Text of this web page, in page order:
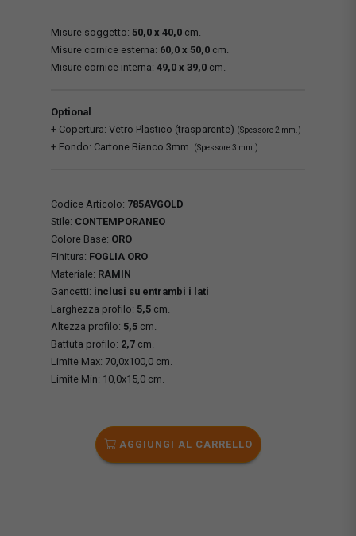
Misure soggetto: 50,0 x 40,0 cm.
Misure cornice esterna: 60,0 x 50,0 cm.
Misure cornice interna: 49,0 x 39,0 cm.
Optional
+ Copertura: Vetro Plastico (trasparente) (Spessore 2 mm.)
+ Fondo: Cartone Bianco 3mm. (Spessore 3 mm.)
Codice Articolo: 785AVGOLD
Stile: CONTEMPORANEO
Colore Base: ORO
Finitura: FOGLIA ORO
Materiale: RAMIN
Gancetti: inclusi su entrambi i lati
Larghezza profilo: 5,5 cm.
Altezza profilo: 5,5 cm.
Battuta profilo: 2,7 cm.
Limite Max: 70,0x100,0 cm.
Limite Min: 10,0x15,0 cm.
AGGIUNGI AL CARRELLO